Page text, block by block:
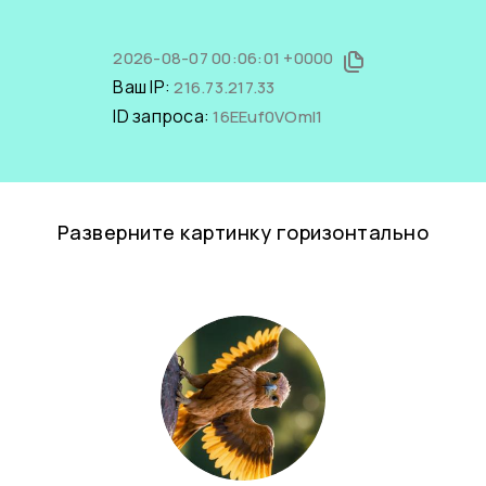
2026-08-07 00:06:01 +0000
Ваш IP:216.73.217.33
ID запроса:16EEuf0VOmI1
Разверните картинку горизонтально